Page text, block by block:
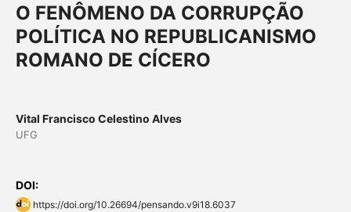
O FENÔMENO DA CORRUPÇÃO
POLÍTICA NO REPUBLICANISMO
ROMANO DE CÍCERO
Vital Francisco Celestino Alves
UFG
DOI:
https://doi.org/10.26694/pensando.v9i18.6037